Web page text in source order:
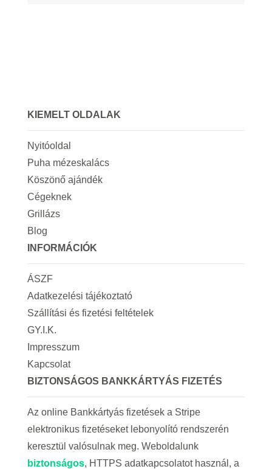
KIEMELT OLDALAK
Nyitóoldal
Puha mézeskalács
Köszönő ajándék
Cégeknek
Grillázs
Blog
INFORMÁCIÓK
ÁSZF
Adatkezelési tájékoztató
Szállítási és fizetési feltételek
GY.I.K.
Impresszum
Kapcsolat
BIZTONSÁGOS BANKKÁRTYÁS FIZETÉS
Az online Bankkártyás fizetések a Stripe
elektronikus fizetéseket lebonyolító rendszerén
keresztül valósulnak meg. Weboldalunk
biztonságos, HTTPS adatkapcsolatot használ, a